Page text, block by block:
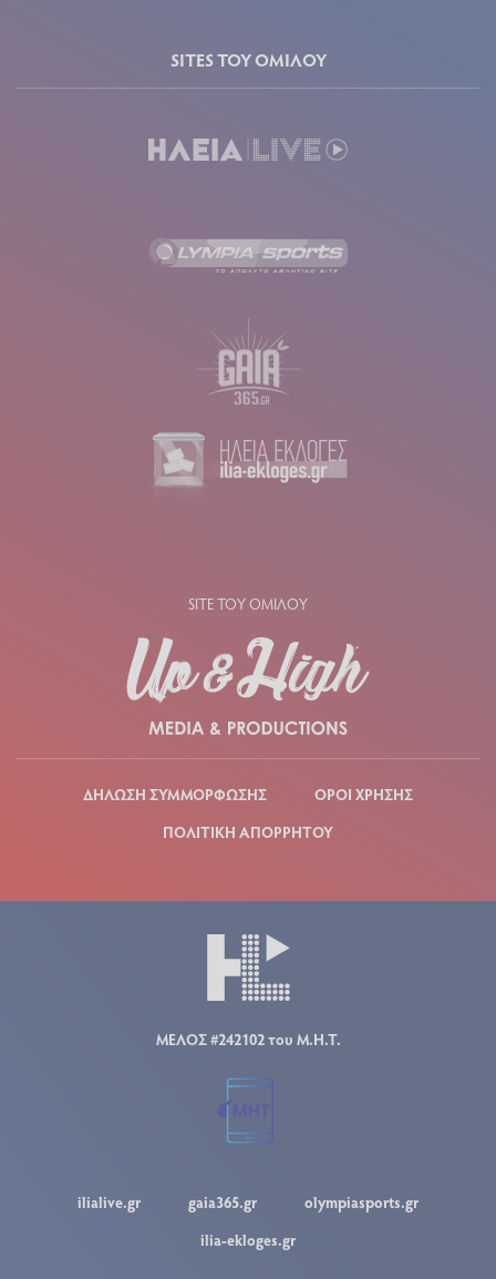
SITES ΤΟΥ ΟΜΙΛΟΥ
SITE ΤΟΥ ΟΜΙΛΟΥ
ΔΗΛΩΣΗ ΣΥΜΜΟΡΦΩΣΗΣ
ΟΡΟΙ ΧΡΗΣΗΣ
ΠΟΛΙΤΙΚΗ ΑΠΟΡΡΗΤΟΥ
ΜΕΛΟΣ #242102 του Μ.Η.Τ.
ilialive.gr gaia365.gr
olympiasports.gr
ilia-ekloges.gr